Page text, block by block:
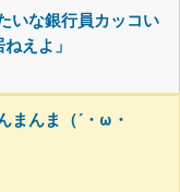
いな銀行員カッコい
えよ」
まんま（´・ω・